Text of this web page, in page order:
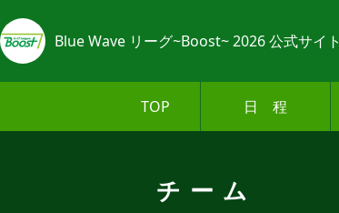
Blue Wave リーグ~Boost~ 2026 公式サイト
TOP 日 程
チーム